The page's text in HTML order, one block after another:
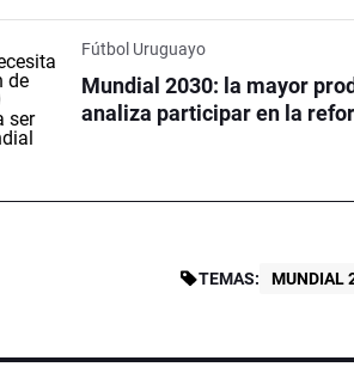
Fútbol Uruguayo
Mundial 2030: la mayor
analiza participar en la
TEMAS: MUNDIAL